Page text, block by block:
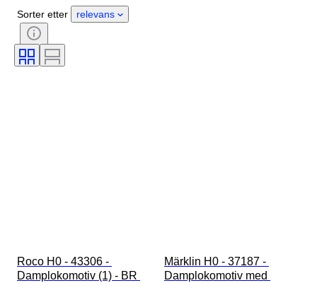
Farge
Kontroll
Strømforsyning
Jernbaneselskap
Sorter etter relevans
Roco H0 - 43306 -
Damplokomotiv (1) - BR
Märklin H0 - 37187 -
Damplokomotiv med